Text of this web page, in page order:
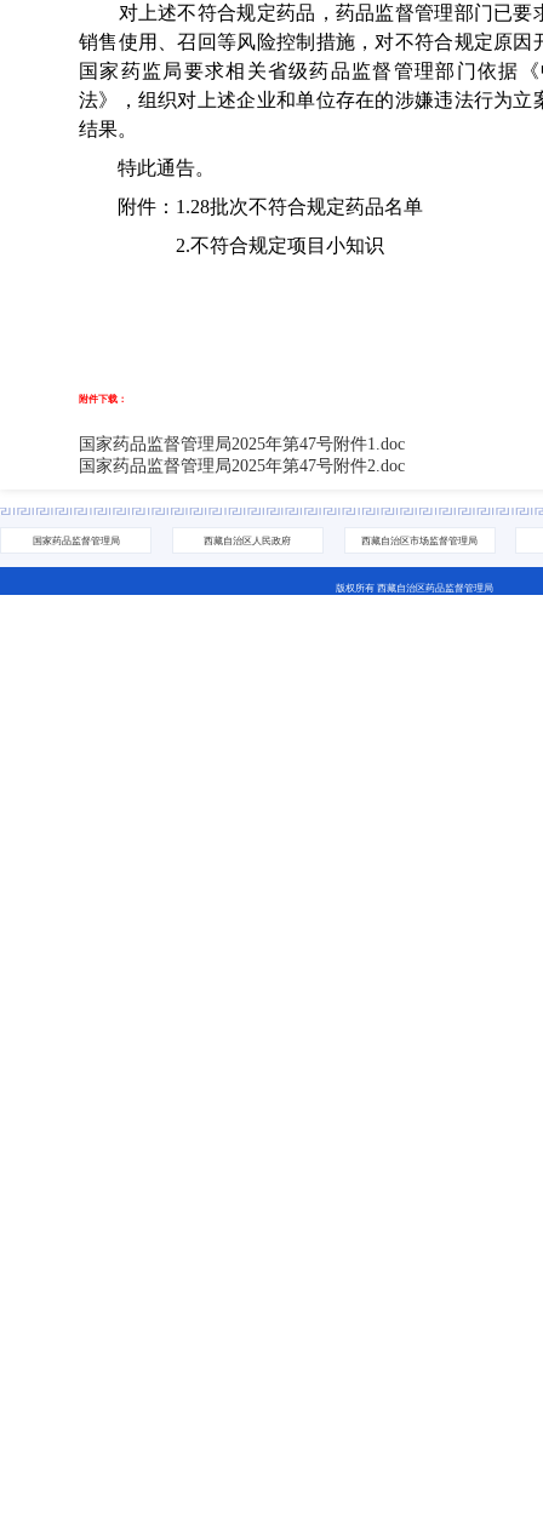
对上述不符合规定药品，药品监督管理部门已要
销售使用、召回等风险控制措施，对不符合规定原因
国家药监局要求相关省级药品监督管理部门依据
法》，组织对上述企业和单位存在的涉嫌违法行为立
结果。
特此通告。
附件：1.28批次不符合规定药品名单
2.不符合规定项目小知识
附件下载：
国家药品监督管理局2025年第47号附件1.doc
国家药品监督管理局2025年第47号附件2.doc
国家药品监督管理局 西藏自治区人民政府 西藏自治区市场监督管理局
版权所有 西藏自治区药品监督管理局